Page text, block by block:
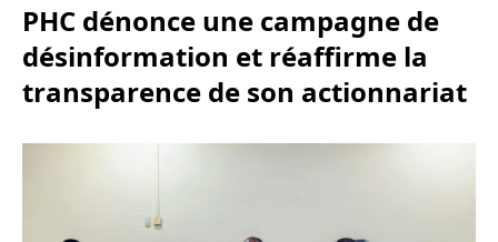
PHC dénonce une campagne de
désinformation et réaffirme la
transparence de son actionnariat